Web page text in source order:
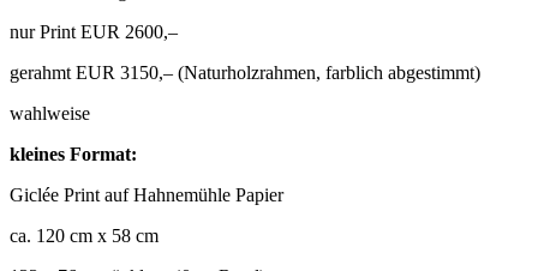
nur Print EUR 2600,–
gerahmt EUR 3150,– (Naturholzrahmen, farblich abgestimmt)
wahlweise
kleines Format:
Giclée Print auf Hahnemühle Papier
ca. 120 cm x 58 cm